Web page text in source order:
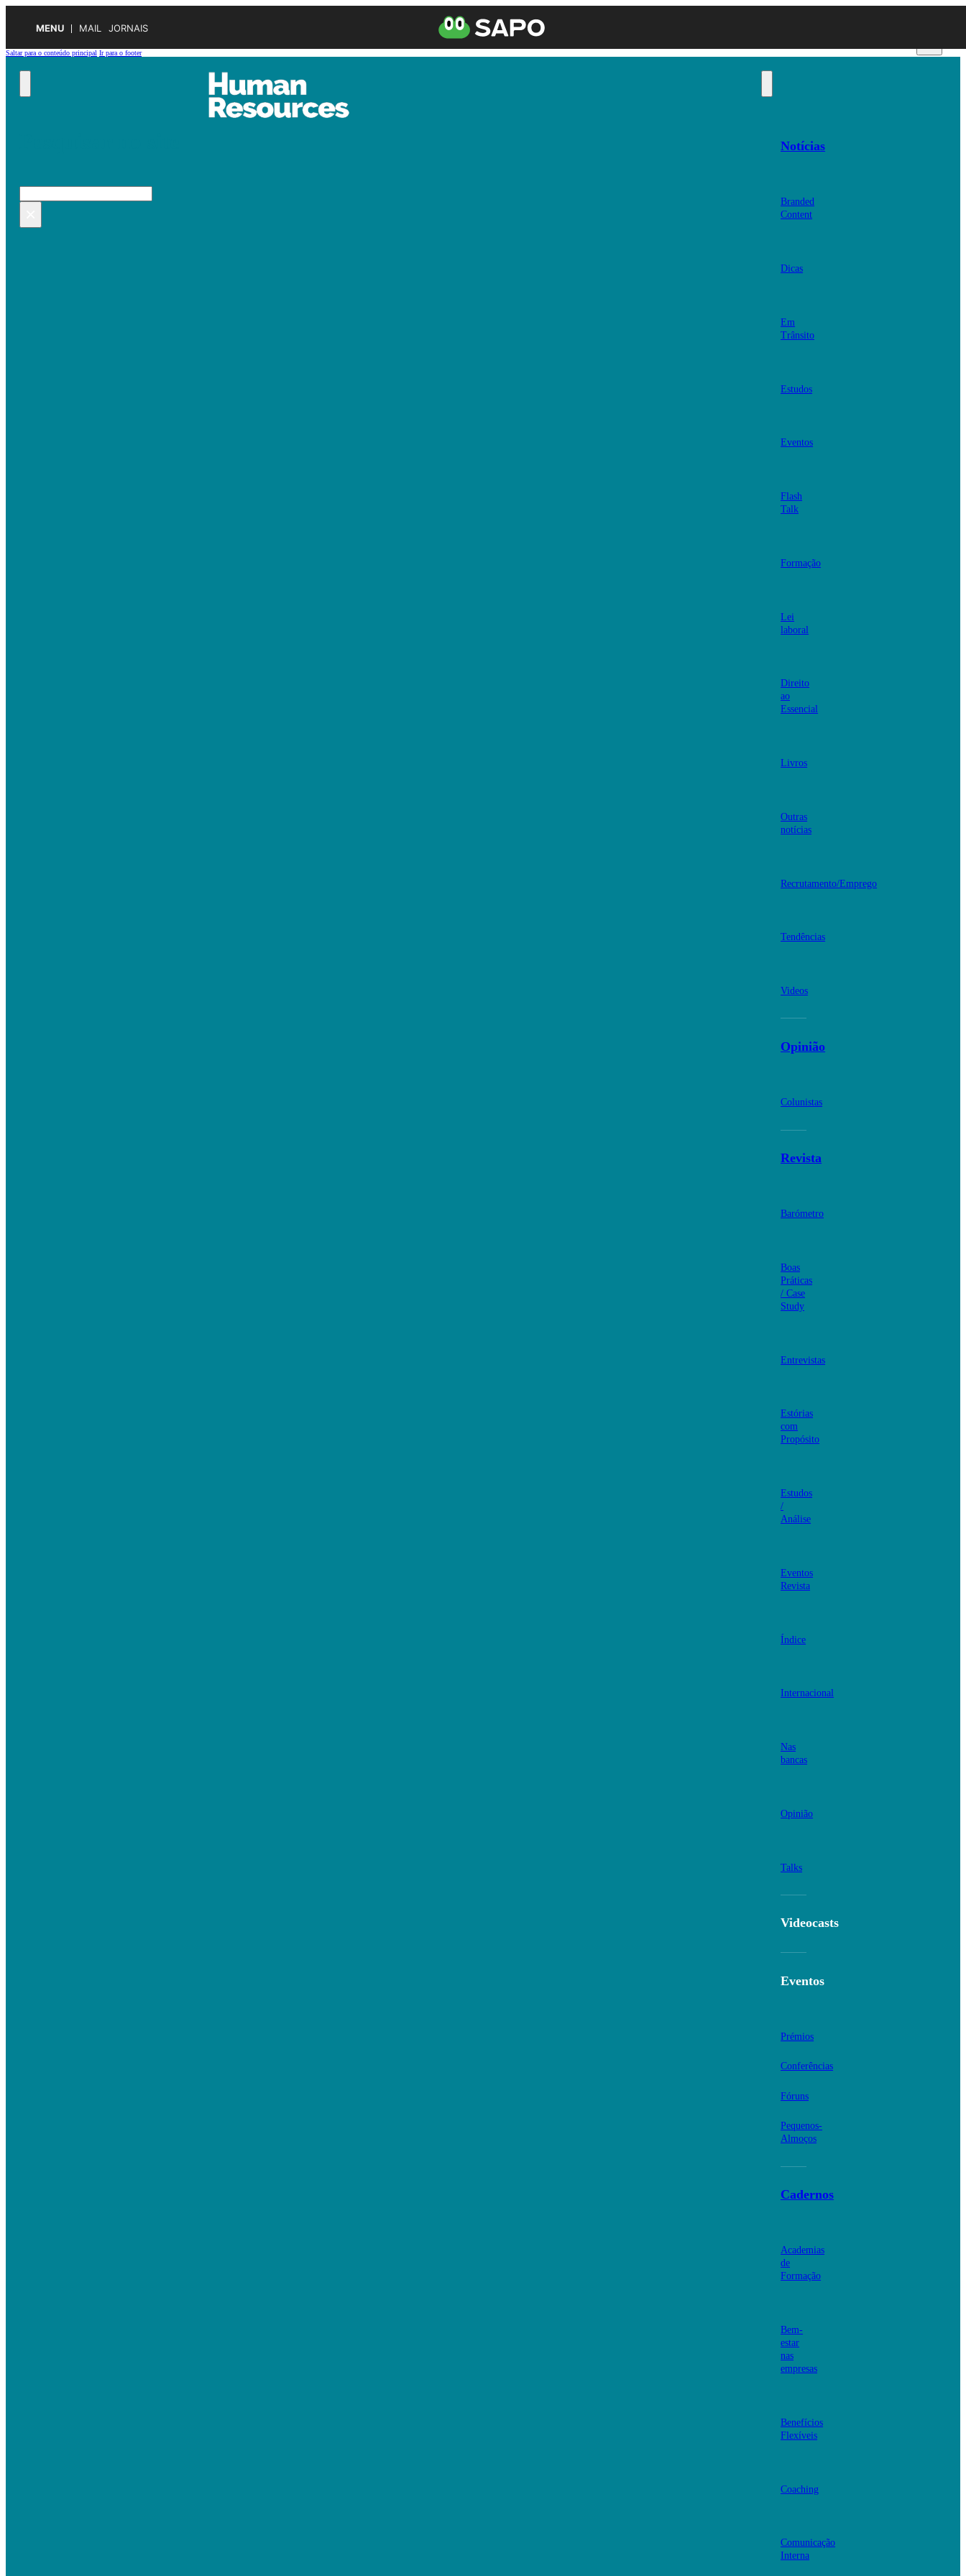
MENU MAIL JORNAIS
Saltar para o conteúdo principal Ir para o footer
Pesquisar
Notícias
Branded
Content
Dicas
Em
Trânsito
Estudos
Eventos
Flash
Talk
Formação
Lei
laboral
Direito
ao
Essencial
Livros
Outras
notícias
Recrutamento/Emprego
Tendências
Videos
Opinião
Colunistas
Revista
Barómetro
Boas
Práticas
/ Case
Study
Entrevistas
Estórias
com
Propósito
Estudos
/
Análise
Eventos
Revista
Índice
Internacional
Nas
bancas
Opinião
Talks
Videocasts
Eventos
Prémios
Conferências
Fóruns
Pequenos-
Almoços
Cadernos
Academias
de
Formação
Bem-
estar
nas
empresas
Benefícios
Flexíveis
Coaching
Comunicação
Interna